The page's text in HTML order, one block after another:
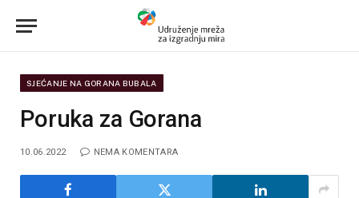
SJEĆANJE NA GORANA BUBALA
Poruka za Gorana
10.06.2022 NEMA KOMENTARA